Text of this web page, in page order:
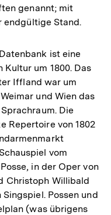
genannt; mit
endgültige Stand.
ist eine
um 1800. Das
Iffland war um
und Wien das
Die
Repertoire von 1802
vom
in der Oper von
Christoph Willibald
Possen und
(was übrigens